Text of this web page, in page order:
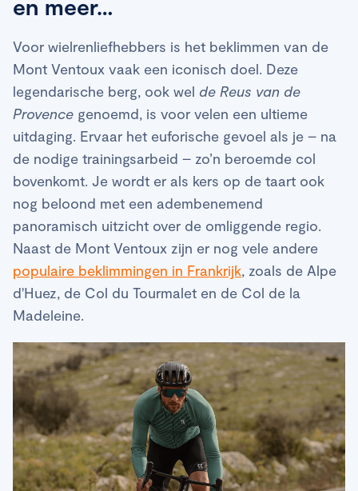
en meer…
Voor wielrenliefhebbers is het beklimmen van de
Mont Ventoux vaak een iconisch doel. Deze
legendarische berg, ook wel de Reus van de
Provence genoemd, is voor velen een ultieme
uitdaging. Ervaar het euforische gevoel als je – na
de nodige trainingsarbeid – zo’n beroemde col
bovenkomt. Je wordt er als kers op de taart ook
nog beloond met een adembenemend
panoramisch uitzicht over de omliggende regio.
Naast de Mont Ventoux zijn er nog vele andere
populaire beklimmingen in Frankrijk, zoals de Alpe
d'Huez, de Col du Tourmalet en de Col de la
Madeleine.